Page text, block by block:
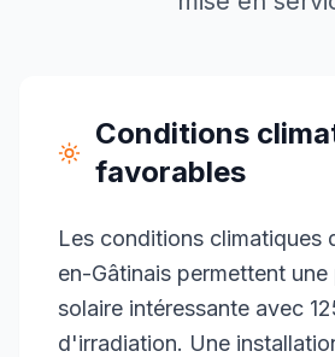
Conditions
favorables
Les conditions climatiques
en-Gâtinais permettent
solaire intéressante avec
d'irradiation. Une